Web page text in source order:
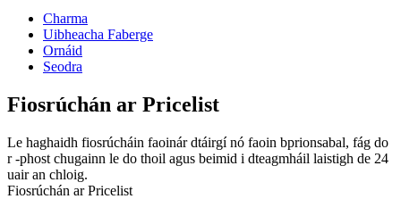
Charma
Uibheacha Faberge
Ornáid
Seodra
Fiosrúchán ar Pricelist
Le haghaidh fiosrúcháin faoinár dtáirgí nó faoin bprionsabal, fág do
r -phost chugainn le do thoil agus beimid i dteagmháil laistigh de 24
uair an chloig.
Fiosrúchán ar Pricelist